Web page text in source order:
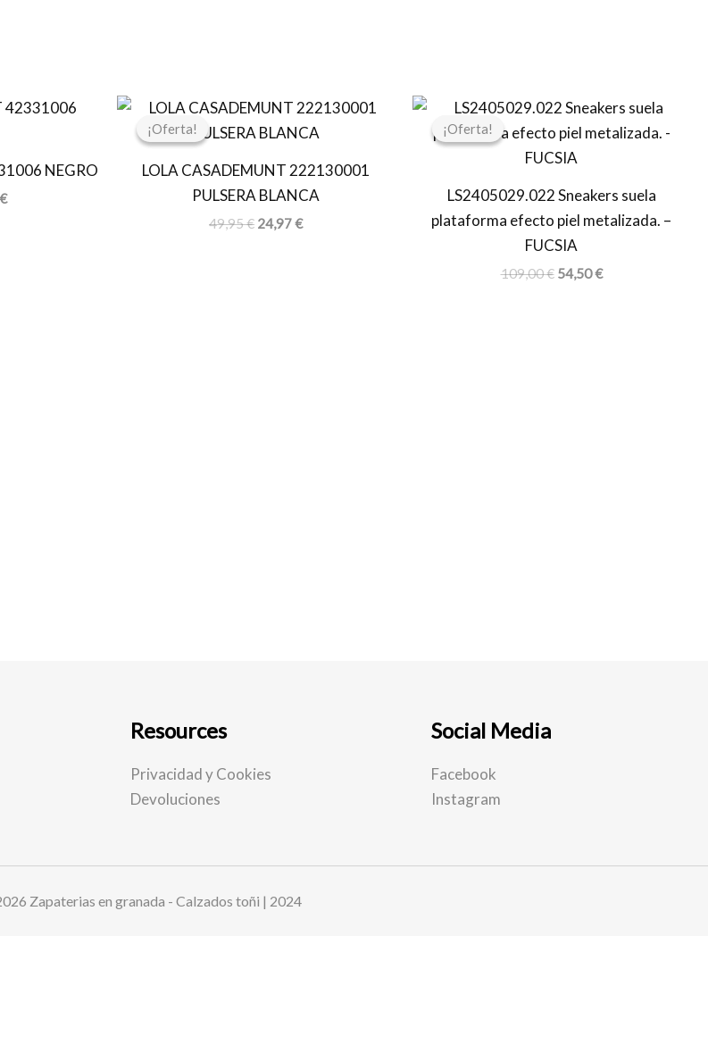
NEGRO
€
El
49,50 €.
¡Oferta!
¡Oferta!
LOLA CASADEMUNT 222130001
PULSERA BLANCA
49,95€
El
original
49,95 €.
24,97€
El
actual
24,97 €.
¡Oferta!
¡Oferta!
LS2405029.022 Sneakers suela
plataforma efecto piel metalizada. –
FUCSIA
109,00€
El
original
era:
54,50€
El
actual
Resources
Privacidad y Cookies
Devoluciones
Social Media
Facebook
Instagram
Zapaterias en granada - Calzados toñi | 2024